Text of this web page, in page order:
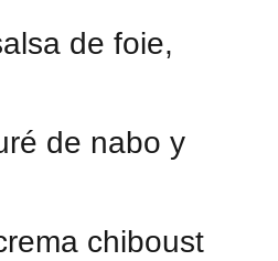
de foie,
de nabo y
chiboust